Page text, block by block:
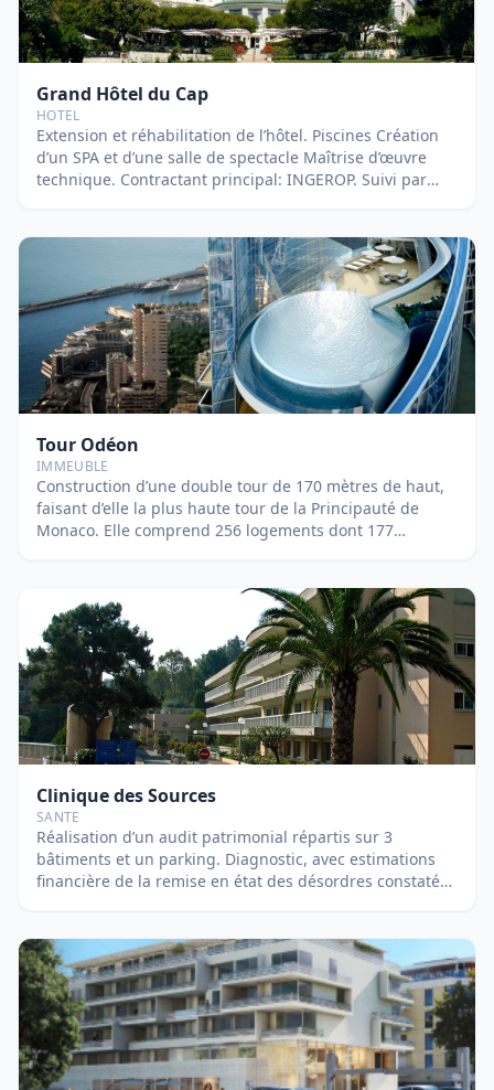
Grand Hôtel du Cap
HOTEL
Extension et réhabilitation de l’hôtel. Piscines Création
d’un SPA et d’une salle de spectacle Maîtrise d’œuvre
technique. Contractant principal: INGEROP. Suivi par
Tour Odéon
IMMEUBLE
Construction d’une double tour de 170 mètres de haut,
faisant d’elle la plus haute tour de la Principauté de
Monaco. Elle comprend 256 logements dont 177
3.300m² sur 5 niveaux, tous situés entre les 20° et 49°.
Mise en œuvre dans les fondations d’un système de
géothermie d’une puissance thermo-frigorifique de
300KW. Etudes d’exécution, suivi des travaux et suivi
financier des Lots courants forts, courants faibles,
ascenseurs, CVC, Plomberie et réalisation de synthèse
d’exécution. Suivi par Fabien DI VINCENZO
Clinique des Sources
SANTE
Réalisation d’un audit patrimonial répartis sur 3
bâtiments et un parking. Diagnostic, avec estimations
financière de la remise en état des désordres constatés
CLOS COUVERT/STRUCTURE Voirie Réseaux Divers (VRD)
Suivi par Nicolas BERNARDEAU et Fabien DI VINCENZO.